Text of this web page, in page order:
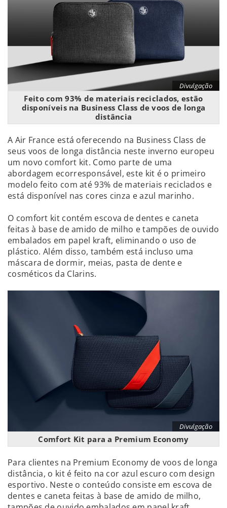
Divulgação
Feito com 93% de materiais reciclados, estão
disponíveis na Business Class de voos de longa
distância
A Air France está oferecendo na Business Class de
seus voos de longa distância neste inverno europeu
um novo comfort kit. Como parte de uma
abordagem ecorresponsável, este kit é o primeiro
modelo feito com até 93% de materiais reciclados e
está disponível nas cores cinza e azul marinho.
O comfort kit contém escova de dentes e caneta
feitas à base de amido de milho e tampões de ouvido
embalados em papel kraft, eliminando o uso de
plástico. Além disso, também está incluso uma
máscara de dormir, meias, pasta de dente e
cosméticos da Clarins.
Divulgação
Comfort Kit para a Premium Economy
Para clientes na Premium Economy de voos de longa
distância, o kit é feito na cor azul escuro com design
esportivo. Neste o conteúdo consiste em escova de
dentes e caneta feitas à base de amido de milho,